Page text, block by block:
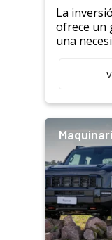
La
ofrece un
una